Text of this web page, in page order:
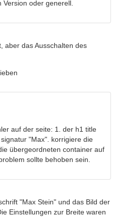
Version oder generell.
aber das Ausschalten des
auf der seite: 1. der h1 title
"Max". korrigiere die
übergeordneten container auf
sollte behoben sein.
"Max Stein" und das Bild der
Einstellungen zur Breite waren